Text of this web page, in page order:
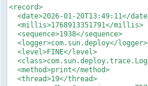
<record>
<date>2026-01-20T13:49:11</
  <millis>1768913351791</millis>
  <sequence>1938</sequence>
  <logger>com.sun.deploy</logger>
  <level>FINE</level>
  <method>print</method>
  <thread>19</thread>